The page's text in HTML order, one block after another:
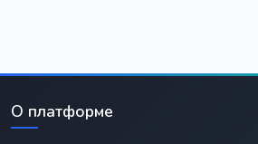
О платформе